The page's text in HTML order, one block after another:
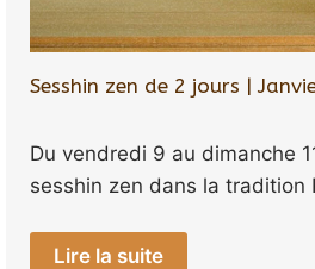
Sesshin zen de 2 jours |
Du vendredi 9 au dimanche
sesshin zen dans la tradition
Lire la suite